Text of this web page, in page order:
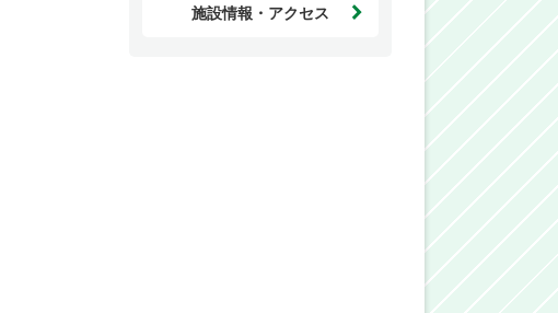
施設情報・アクセス